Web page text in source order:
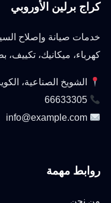
كراج برلين الأوروبي
خدمات صيانة وإصلاح
كهرباء، ميكانيك، تكييف،
الشويخ الصناعية،
66633305
info@example.com
روابط مهمة
من نحن